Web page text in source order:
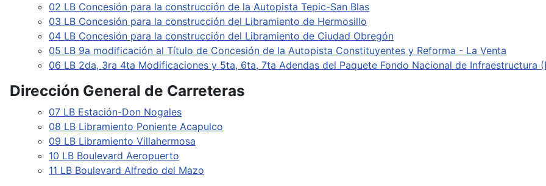
02 LB Concesión para la construcción de la Autopista Tepic-San Blas
03 LB Concesión para la construcción del Libramiento de Hermosillo
04 LB Concesión para la construcción del Libramiento de Ciudad Obregón
05 LB 9a modificación al Título de Concesión de la Autopista Constituyentes y Reforma - La Venta
06 LB 2da, 3ra 4ta Modificaciones y 5ta, 6ta, 7ta Adendas del Paquete Fondo Nacional de Infraestructura
Dirección General de Carreteras
07 LB Estación-Don Nogales
08 LB Libramiento Poniente Acapulco
09 LB Libramiento Villahermosa
10 LB Boulevard Aeropuerto
11 LB Boulevard Alfredo del Mazo